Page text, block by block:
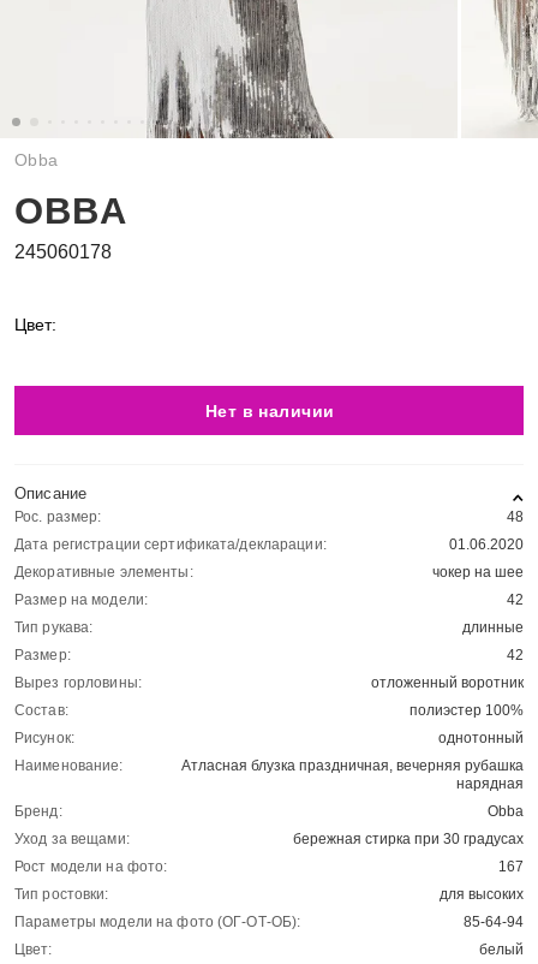
Obba
OBBA
245060178
Цвет:
Нет в наличии
Описание
Рос. размер:
48
Дата регистрации сертификата/декларации:
01.06.2020
Декоративные элементы:
чокер на шее
Размер на модели:
42
Тип рукава:
длинные
Размер:
42
Вырез горловины:
отложенный воротник
Состав:
полиэстер 100%
Рисунок:
однотонный
Наименование:
Атласная блузка праздничная, вечерняя рубашка
нарядная
Бренд:
Obba
Уход за вещами:
бережная стирка при 30 градусах
Рост модели на фото:
167
Тип ростовки:
для высоких
Параметры модели на фото (ОГ-ОТ-ОБ):
85-64-94
Цвет:
белый